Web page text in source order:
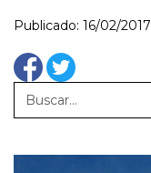
Publicado: 16/02/2017